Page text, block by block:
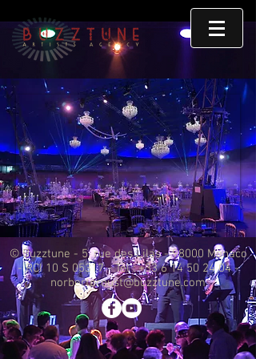
© Buzztune - 5, rue des Lilas - 98000 Monaco
- RCI 10 S 05317 - Tél :+33 6 14 50 24 04-
norbertproust@buzztune.com